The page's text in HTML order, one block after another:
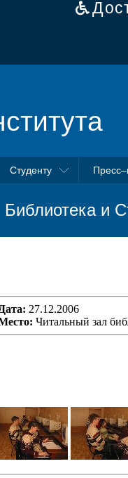
Студенту
Библиотека и
Дата: 27.12.2006
Читальный зал